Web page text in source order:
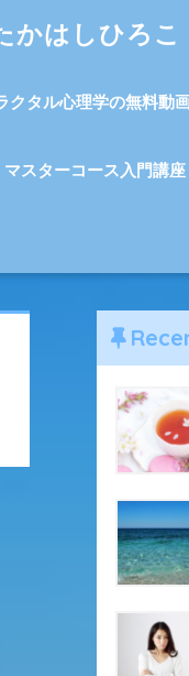
かはしひろこ
クタル心理学の無料動
マスターコース入門講座